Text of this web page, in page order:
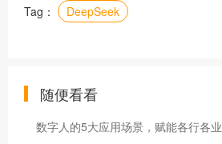
Tag： ​DeepSeek
随便看看
数字人的5大应用场景，赋能各行各业